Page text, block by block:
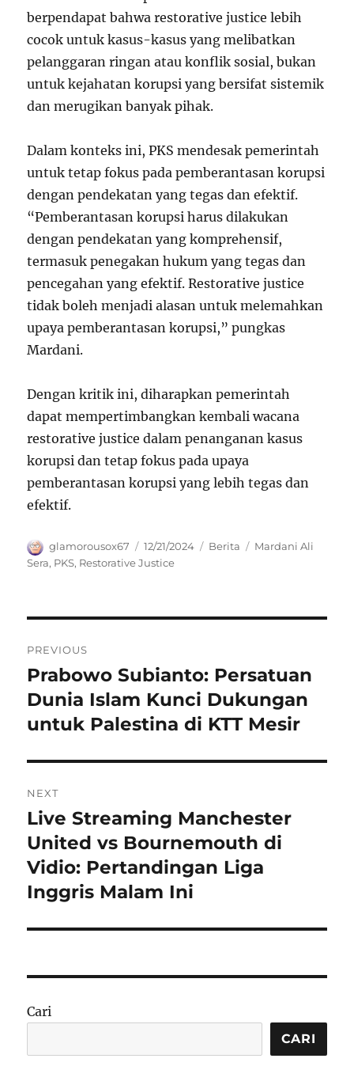
berpendapat bahwa restorative justice lebih
cocok untuk kasus-kasus yang melibatkan
pelanggaran ringan atau konflik sosial, bukan
untuk kejahatan korupsi yang bersifat sistemik
dan merugikan banyak pihak.
Dalam konteks ini, PKS mendesak pemerintah
untuk tetap fokus pada pemberantasan korupsi
dengan pendekatan yang tegas dan efektif.
“Pemberantasan korupsi harus dilakukan
dengan pendekatan yang komprehensif,
termasuk penegakan hukum yang tegas dan
pencegahan yang efektif. Restorative justice
tidak boleh menjadi alasan untuk melemahkan
upaya pemberantasan korupsi,” pungkas
Mardani.
Dengan kritik ini, diharapkan pemerintah
dapat mempertimbangkan kembali wacana
restorative justice dalam penanganan kasus
korupsi dan tetap fokus pada upaya
pemberantasan korupsi yang lebih tegas dan
efektif.
Author
glamorousox67
Posted
on
12/21/2024 Categories
Berita Tags
Mardani Ali
Sera, PKS, Restorative Justice
pos
PREVIOUS
Previous
post:
Prabowo Subianto: Persatuan
Dunia Islam Kunci Dukungan
untuk Palestina di KTT Mesir
NEXT
Next
post:
Live Streaming Manchester
United vs Bournemouth di
Vidio: Pertandingan Liga
Inggris Malam Ini
Cari
CARI